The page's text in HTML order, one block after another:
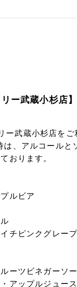
ー武蔵小杉店
武蔵小杉店をご
、アルコールと
おります。
ルビア
チピンクグレー
ーツビネガーソ
アップルジュー